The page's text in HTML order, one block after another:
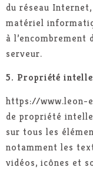
du réseau
matériel
à l’encombrement
serveur.
5. Propriété
https://www.leon-
de propriété
sur tous les
notamment les
vidéos, icônes et